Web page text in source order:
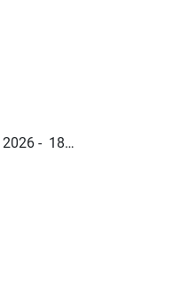
2026 - 18…